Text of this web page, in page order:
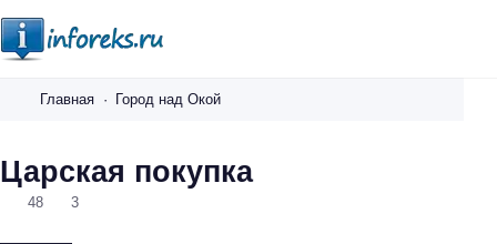
r
Главная Город над Окой
Царская покупка
48 3